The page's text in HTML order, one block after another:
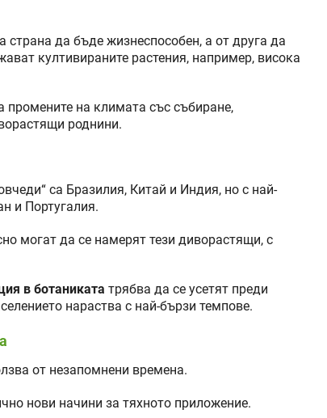
страна да бъде жизнеспособен, а от друга да
култивираните растения, например, висока
промените на климата със събиране,
роднини.
са Бразилия, Китай и Индия, но с най-
и Португалия.
могат да се намерят тези диворастящи, с
в ботаниката трябва да се усетят преди
нараства с най-бързи темпове.
от незапомнени времена.
нови начини за тяхното приложение.